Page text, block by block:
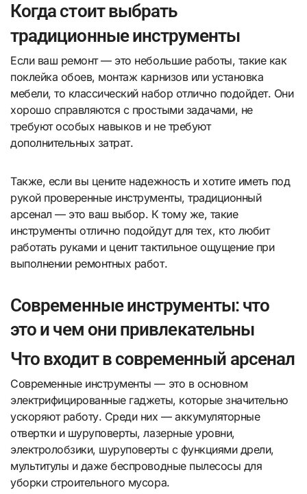
Когда стоит выбрать
традиционные инструменты
Если ваш ремонт — это небольшие работы, такие как
поклейка обоев, монтаж карнизов или установка
мебели, то классический набор отлично подойдет. Они
хорошо справляются с простыми задачами, не
требуют особых навыков и не требуют
дополнительных затрат.
Также, если вы цените надежность и хотите иметь под
рукой проверенные инструменты, традиционный
арсенал — это ваш выбор. К тому же, такие
инструменты отлично подойдут для тех, кто любит
работать руками и ценит тактильное ощущение при
выполнении ремонтных работ.
Современные инструменты: что
это и чем они привлекательны
Что входит в современный арсенал
Современные инструменты — это в основном
электрифицированные гаджеты, которые значительно
ускоряют работу. Среди них — аккумуляторные
отвертки и шуруповерты, лазерные уровни,
электролобзики, шуруповерты с функциями дрели,
мультитулы и даже беспроводные пылесосы для
уборки строительного мусора.